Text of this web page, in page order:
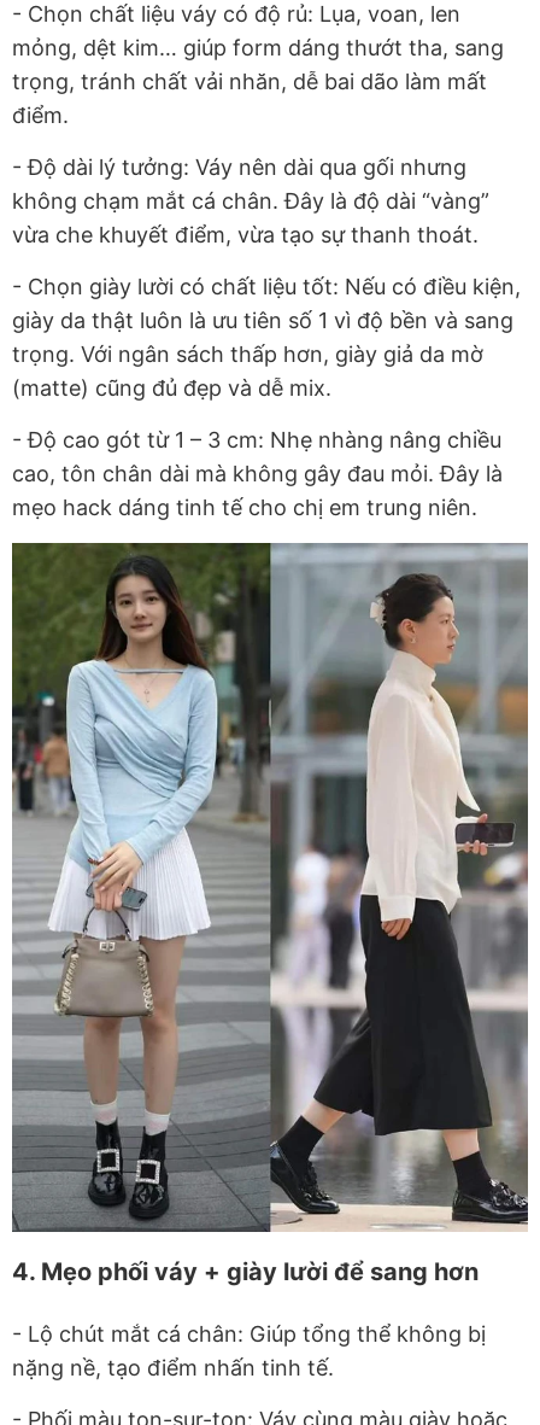
- Chọn chất liệu váy có độ rủ: Lụa, voan, len
mỏng, dệt kim… giúp form dáng thướt tha, sang
trọng, tránh chất vải nhăn, dễ bai dão làm mất
điểm.
- Độ dài lý tưởng: Váy nên dài qua gối nhưng
không chạm mắt cá chân. Đây là độ dài “vàng”
vừa che khuyết điểm, vừa tạo sự thanh thoát.
- Chọn giày lười có chất liệu tốt: Nếu có điều kiện,
giày da thật luôn là ưu tiên số 1 vì độ bền và sang
trọng. Với ngân sách thấp hơn, giày giả da mờ
(matte) cũng đủ đẹp và dễ mix.
- Độ cao gót từ 1 – 3 cm: Nhẹ nhàng nâng chiều
cao, tôn chân dài mà không gây đau mỏi. Đây là
mẹo hack dáng tinh tế cho chị em trung niên.
4. Mẹo phối váy + giày lười để sang hơn
- Lộ chút mắt cá chân: Giúp tổng thể không bị
nặng nề, tạo điểm nhấn tinh tế.
- Phối màu ton-sur-ton: Váy cùng màu giày hoặc